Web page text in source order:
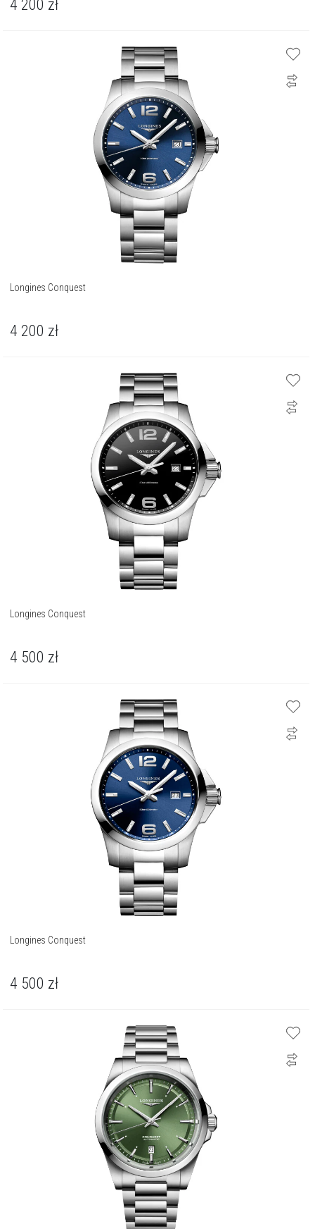
4 200 zł
Longines Conquest
4 200 zł
Longines Conquest
4 500 zł
Longines Conquest
4 500 zł